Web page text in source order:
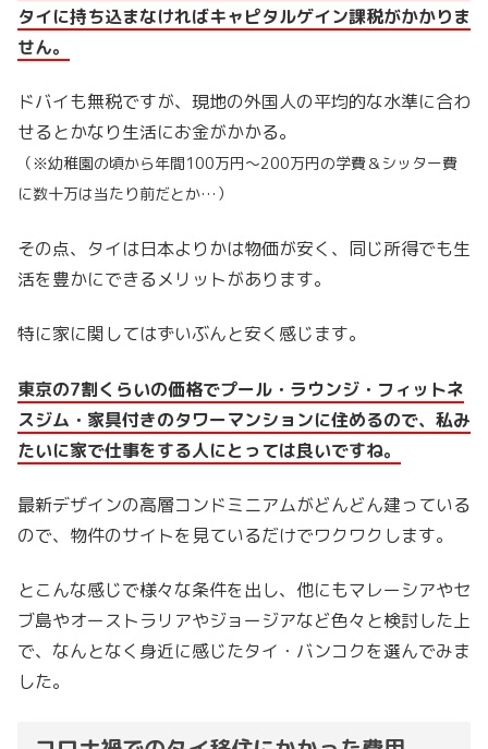
タイに持ち込まなければキャピタルゲイン課税がかかりま
せん。
ドバイも無税ですが、現地の外国人の平均的な水準に合わ
せるとかなり生活にお金がかかる。
（※幼稚園の頃から年間100万円〜200万円の学費＆シッター費
に数十万は当たり前だとか…）
その点、タイは日本よりかは物価が安く、同じ所得でも生
活を豊かにできるメリットがあります。
特に家に関してはずいぶんと安く感じます。
東京の7割くらいの価格でプール・ラウンジ・フィットネ
スジム・家具付きのタワーマンションに住めるので、私み
たいに家で仕事をする人にとっては良いですね。
最新デザインの高層コンドミニアムがどんどん建っている
ので、物件のサイトを見ているだけでワクワクします。
とこんな感じで様々な条件を出し、他にもマレーシアやセ
ブ島やオーストラリアやジョージアなど色々と検討した上
で、なんとなく身近に感じたタイ・バンコクを選んでみま
した。